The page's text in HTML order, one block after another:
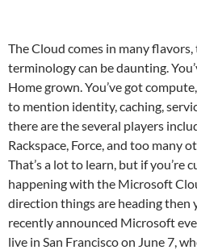
The Cloud comes in many
terminology can be daunting.
Home grown. You’ve got
to mention identity, caching,
there are the several players
Rackspace, Force, and too many
That’s a lot to learn, but if you’re
happening with the Microsoft
direction things are heading then
recently announced Microsoft
live in San Francisco on June 7,